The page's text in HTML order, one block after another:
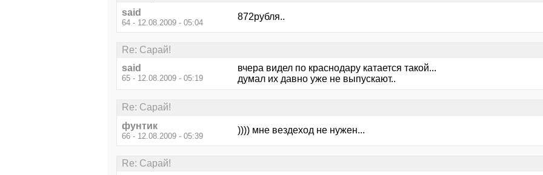
said
64 - 12.08.2009 - 05:04
872рубля..
Re: Сарай!
said
65 - 12.08.2009 - 05:19
вчера видел по краснодару катается такой...
думал их давно уже не выпускают..
Re: Сарай!
фунтик
66 - 12.08.2009 - 05:39
)))) мне вездеход не нужен...
Re: Сарай!